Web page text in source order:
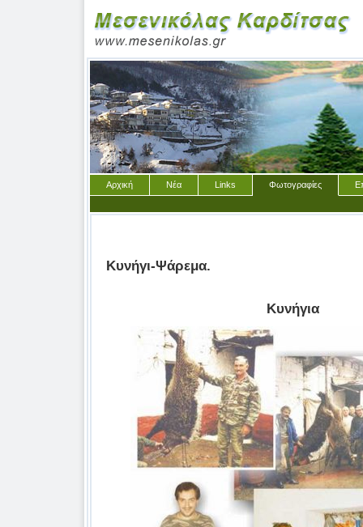
Αρχική Νέα Links Φωτογραφίες
Κυνήγι-Ψάρεμα.
Κυνήγια